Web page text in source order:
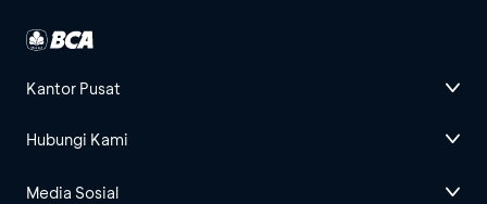
Kantor Pusat
Hubungi Kami
Media Sosial